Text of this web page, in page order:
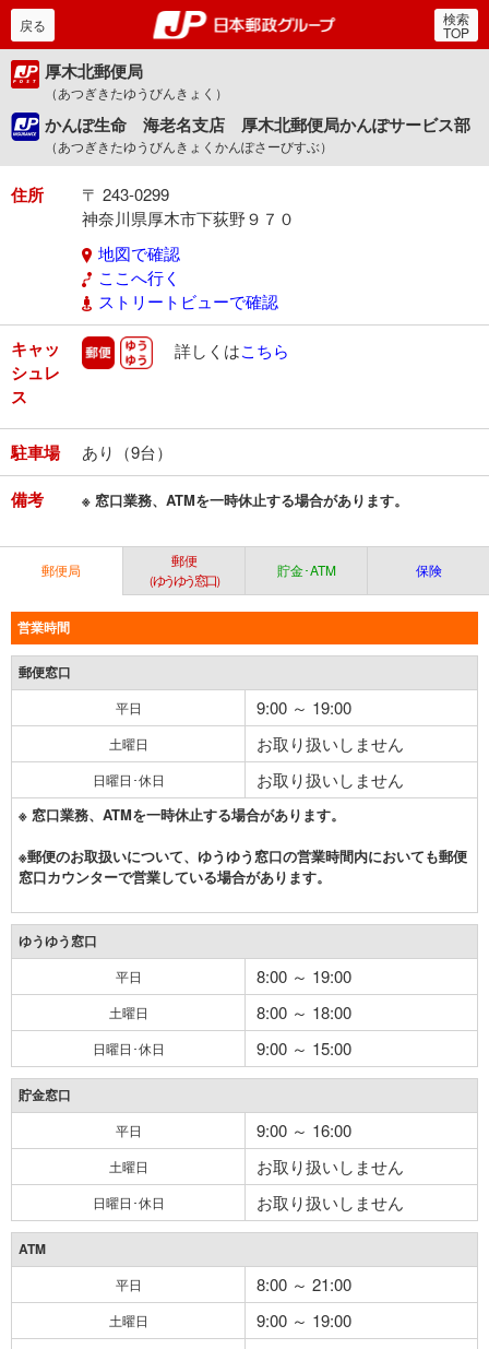
郵便局・日本郵政グルー
戻る 検索
TOP
厚木北郵便局
（あつぎきたゆうびんきょく）
かんぽ生命 海老名支店 厚木北郵便局かんぽサービス部
（あつぎきたゆうびんきょくかんぽさーびすぶ）
住所
〒 243-0299
神奈川県厚木市下荻野９７０
地図で確認
ここへ行く
ストリートビューで確認
キャッ
シュレ
ス
郵便 ゆうゆう
詳しくはこちら
駐車場 あり（9台）
備考 ※ 窓口業務、ATMを一時休止する場合があります。
郵便局
郵便
（ゆうゆう窓口）
貯金･ATM 保険
営業時間
郵便窓口
平日 9:00 ～ 19:00
土曜日 お取り扱いしません
日曜日･休日 お取り扱いしません
※ 窓口業務、ATMを一時休止する場合があります。
※郵便のお取扱いについて、ゆうゆう窓口の営業時間内においても郵便
窓口カウンターで営業している場合があります。
ゆうゆう窓口
平日 8:00 ～ 19:00
土曜日 8:00 ～ 18:00
日曜日･休日 9:00 ～ 15:00
貯金窓口
平日 9:00 ～ 16:00
土曜日 お取り扱いしません
日曜日･休日 お取り扱いしません
ATM
平日 8:00 ～ 21:00
土曜日 9:00 ～ 19:00